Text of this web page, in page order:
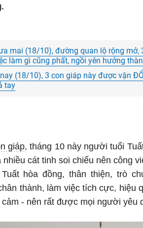
mai (18/10), đường quan lộ rộng mở,
làm gì cũng phất, ngồi yên hưởng
(18/10), 3 con giáp này được vận
tay
giáp, tháng 10 này người tuổi
nhiều cát tinh soi chiếu nên công
hòa đồng, thân thiện, trò
thành, làm việc tích cực, hiệu
- nên rất được mọi người yêu